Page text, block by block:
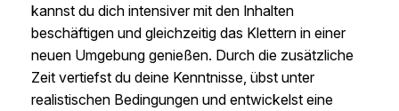
kannst du dich intensiver mit den Inhalten
beschäftigen und gleichzeitig das Klettern in einer
neuen Umgebung genießen. Durch die zusätzliche
Zeit vertiefst du deine Kenntnisse, übst unter
realistischen Bedingungen und entwickelst eine